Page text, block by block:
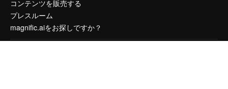
コンテンツを販売する
プレスルーム
magnific.aiをお探しですか？